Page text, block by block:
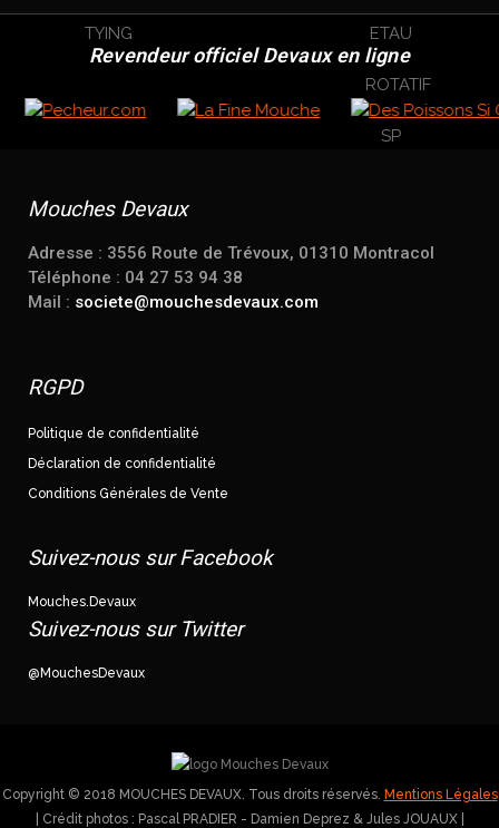
Revendeur officiel Devaux en ligne
Mouches Devaux
Adresse : 3556 Route de Trévoux, 01310 Montracol
Téléphone : 04 27 53 94 38
Mail : societe@mouchesdevaux.com
RGPD
Politique de confidentialité
Déclaration de confidentialité
Conditions Générales de Vente
Suivez-nous sur Facebook
Mouches.Devaux
Suivez-nous sur Twitter
@MouchesDevaux
Copyright © 2018 MOUCHES DEVAUX. Tous droits réservés. Mentions Légales
| Crédit photos : Pascal PRADIER - Damien Deprez & Jules JOUAUX |